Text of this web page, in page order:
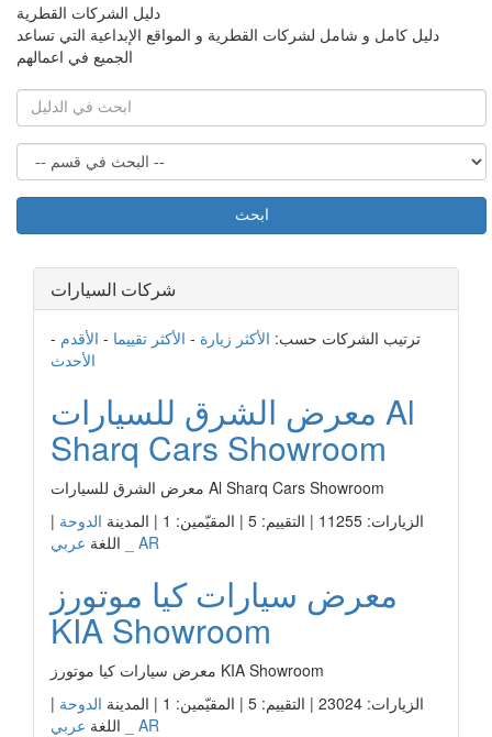
دليل الشركات القطرية
دليل كامل و شامل لشركات القطرية و المواقع الإبداعية التي تساعد
الجميع في اعمالهم
ابحث
شركات السيارات
ترتيب الشركات حسب: الأكثر زيارة - الأكثر تقييما - الأقدم -
الأحدث
معرض الشرق للسيارات Al
Sharq Cars Showroom
معرض الشرق للسيارات Al Sharq Cars Showroom
الزيارات: 11255 | التقييم: 5 | المقيّمين: 1 | المدينة
الدوحة |
اللغة عربي _ AR
معرض سيارات كيا موتورز
KIA Showroom
معرض سيارات كيا موتورز KIA Showroom
الزيارات: 23024 | التقييم: 5 | المقيّمين: 1 | المدينة
الدوحة |
اللغة عربي _ AR